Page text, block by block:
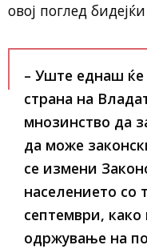
овој поглед
– Уште еднаш
страна на
мнозинство да
да може
се измени
населението со
септември,
одржување на